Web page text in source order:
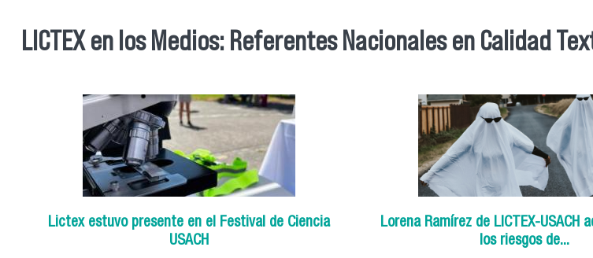
LICTEX en los Medios: Referentes Nacionales en Calidad
Lictex estuvo presente en el Festival de Ciencia
USACH
Lorena Ramírez de LICTEX-USACH
los riesgos de...